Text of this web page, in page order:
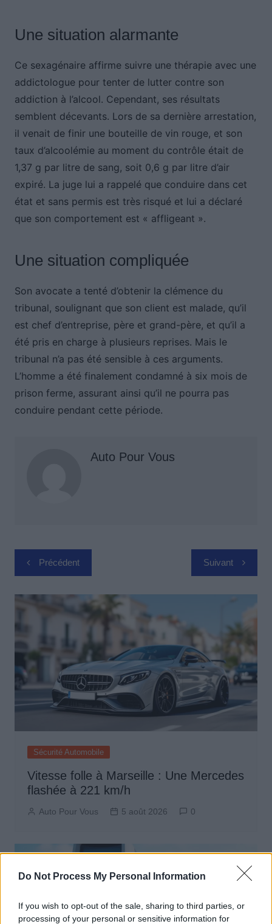
Do Not Process My Personal Information
If you wish to opt-out of the sale, sharing to third parties, or
processing of your personal or sensitive information for
Une situation alarmante
Ce sexagénaire affirme suivre une thérapie avec une
addictologue pour tenter de lutter contre son
addiction à l’alcool. Cependant, ses résultats
semblent décevants. Lors de sa dernière arrestation,
il venait de finir une bouteille de vin rouge, et son
taux d’alcoolémie au moment du contrôle était de
1,37 g par litre de sang, soit 0,6 g par litre d’air
expiré. La juge lui a rappelé que conduire dans cet
état et sans permis est très risqué et lui a déclaré
que son comportement est « affligeant ».
Une situation compliquée
Son avocate a tenté d’obtenir la clémence du
tribunal, soulignant que son client est malade, qu’il
est chef d’entreprise, père et grand-père, et qu’il a
été pris en charge à plusieurs reprises. Mais le
tribunal n’a pas été sensible à ces arguments.
L’homme a été finalement condamné à six mois de
prison ferme, assurant ainsi qu’il ne pourra pas
conduire pendant cette période.
Auto Pour Vous
Navigation
de
l’article
Précédent Suivant
Sécurité Automobile
Vitesse folle à Marseille : Une Mercedes
flashée à 221 km/h
Auto Pour Vous 5 août 2026 0